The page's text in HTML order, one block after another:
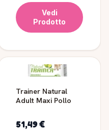
Vedi
Prodotto
Trainer Natural
Adult Maxi Pollo
51,49 €